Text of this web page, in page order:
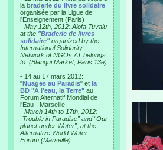
la braderie du livre solidaire
organisée par la Ligue de
l'Enseignement (Paris)
- May 12th, 2012: Alofa Tuvalu
at the "Braderie de livres
solidaire"organized by the
International Solidarity
Network of NGOs AT belongs
to. (Blanqui Market, Paris 13e)
- 14 au 17 mars 2012:
"Nuages au Paradis" et la
BD "A l'eau, la Terre" au
Forum Alternatif Mondial de
l'Eau - Marseille.
- March 14th to 17th, 2012:
"Trouble in Paradise” and “Our
planet under Water”, at the
Alternative World Water
Forum (Marseille).